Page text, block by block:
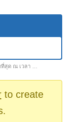
สุด ณ เวลา …
to create